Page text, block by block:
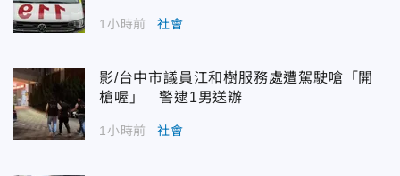
1小時前 社會
影/台中市議員江和樹服務處遭駕駛嗆「開
槍喔」 警逮1男送辦
1小時前 社會